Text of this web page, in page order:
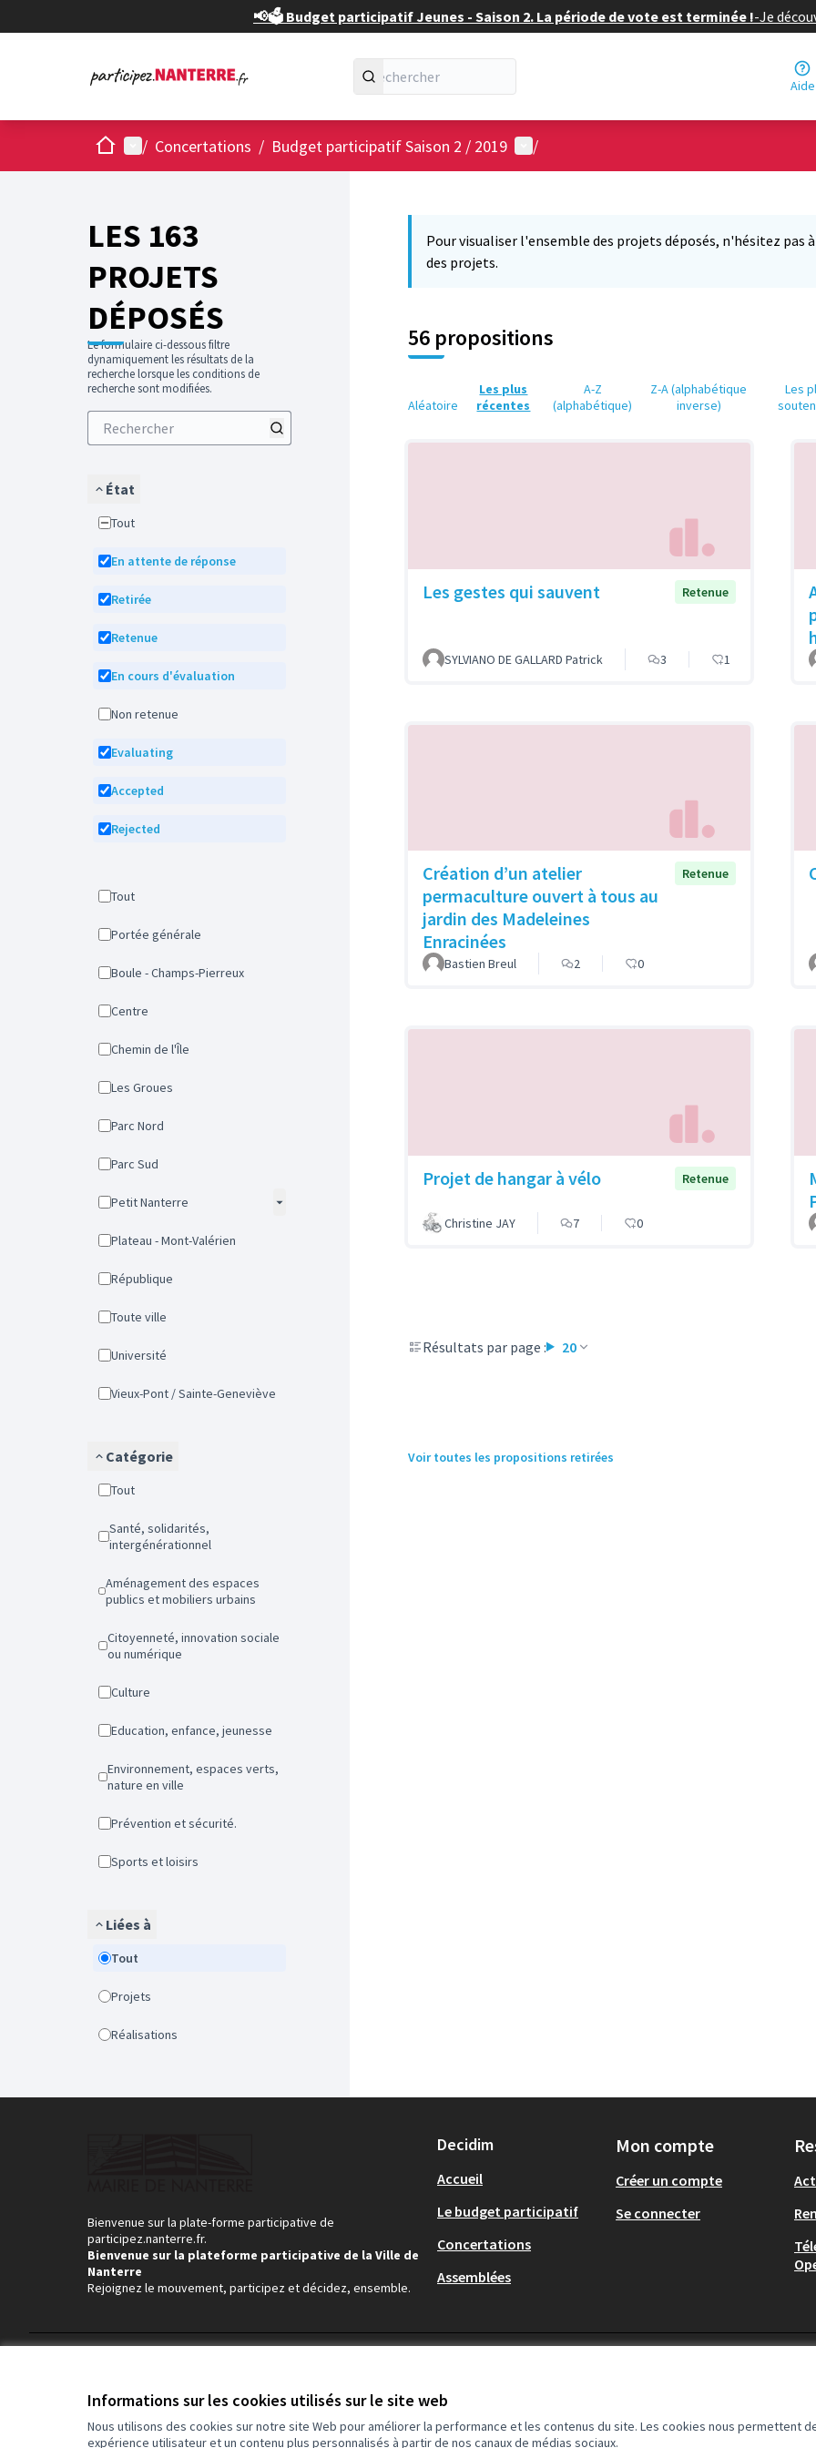
Informations sur les cookies utilisés sur le site web
Nous utilisons des cookies sur notre site Web pour améliorer la performance et les contenus du site. Les cookies nous permettent
expérience utilisateur et un contenu plus personnalisés à partir de nos canaux de médias sociaux.
📢🗳️ Budget participatif Jeunes - Saison 2. La période de vote est terminée !-Je
Aide
AccueilMenu principal
/ Concertations / Budget participatif Saison 2 / 2019 Menu utilisateur
/
LES 163
PROJETS
DÉPOSÉS
Le formulaire ci-dessous filtre
dynamiquement les résultats de la
recherche lorsque les conditions de
recherche sont modifiées.
État
Tout
En attente de réponse
Retirée
Retenue
En cours d'évaluation
Non retenue
Evaluating
Accepted
Rejected
Tout
Portée générale
Boule - Champs-Pierreux
Centre
Chemin de l'Île
Les Groues
Parc Nord
Parc Sud
Petit Nanterre
Plateau - Mont-Valérien
République
Toute ville
Université
Vieux-Pont / Sainte-Geneviève
Catégorie
Tout
Santé, solidarités,
intergénérationnel
Aménagement des espaces
publics et mobiliers urbains
Citoyenneté, innovation sociale
ou numérique
Culture
Education, enfance, jeunesse
Environnement, espaces verts,
nature en ville
Prévention et sécurité.
Sports et loisirs
Liées à
Tout
Projets
Réalisations
Pour visualiser l'ensemble des projets déposés, n'hésitez
des projets.
56 propositions
Aléatoire
Les plus
récentes
A-Z
(alphabétique)
Z-A (alphabétique
inverse)
Les
Les gestes qui sauvent Retenue
SYLVIANO DE GALLARD Patrick 3 1
Création d’un atelier
permaculture ouvert à tous au
jardin des Madeleines
Enracinées
Retenue
Bastien Breul 2 0
Projet de hangar à vélo Retenue
Christine JAY 7 0
Résultats par page : 20
Voir toutes les propositions retirées
Bienvenue sur la plate-forme participative de
participez.nanterre.fr.
Bienvenue sur la plateforme participative de la Ville de
Nanterre
Rejoignez le mouvement, participez et décidez, ensemble.
Decidim
Accueil
Le budget participatif
Concertations
Assemblées
Mon compte
Créer un compte
Se connecter